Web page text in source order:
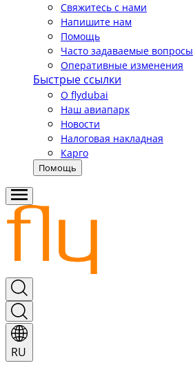
Свяжитесь с нами
Напишите нам
Помощь
Часто задаваемые вопросы
Оперативные изменения
Быстрые ссылки
О flydubai
Наш авиапарк
Новости
Налоговая накладная
Карго
Помощь
RU